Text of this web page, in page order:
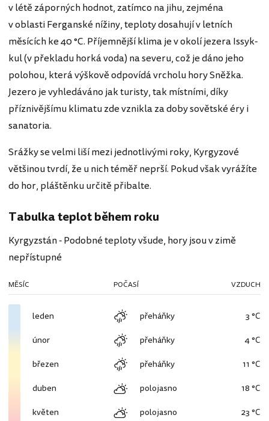
v létě záporných hodnot, zatímco na jihu, zejména
v oblasti Ferganské nížiny, teploty dosahují v letních
měsících ke 40 °C. Příjemnější klima je v okolí jezera Issyk-
kul (v překladu horká voda) na severu, což je dáno jeho
polohou, která výškově odpovídá vrcholu hory Sněžka.
Jezero je vyhledáváno jak turisty, tak místními, díky
příznivějšímu klimatu zde vznikla za doby sovětské éry i
sanatoria.
Srážky se velmi liší mezi jednotlivými roky, Kyrgyzové
většinou tvrdí, že u nich téměř neprší. Pokud však vyrážíte
do hor, pláštěnku určitě přibalte.
Tabulka teplot během roku
Kyrgyzstán - Podobné teploty všude, hory jsou v zimě
nepřístupné
MĚSÍC POČASÍ VZDUCH
leden přeháňky
3 °C
únor
přeháňky
4 °C
březen
přeháňky
11 °C
duben
polojasno
18 °C
květen
polojasno 23 °C